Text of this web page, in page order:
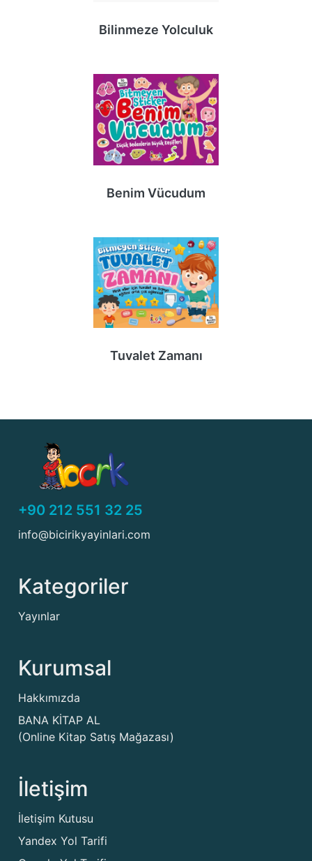
Bilinmeze Yolculuk
Benim Vücudum
Tuvalet Zamanı
+90 212 551 32 25
info@bicirikyayinlari.com
Kategoriler
Yayınlar
Kurumsal
Hakkımızda
BANA KİTAP AL
(Online Kitap Satış Mağazası)
İletişim
İletişim Kutusu
Yandex Yol Tarifi